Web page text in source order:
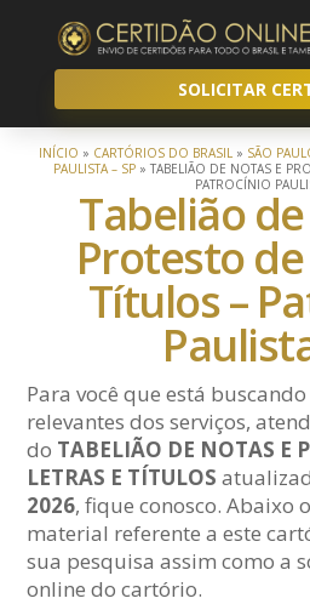
SOLICITAR
INÍCIO » CARTÓRIOS DO BRASIL» SÃO
PAULISTA – SP» TABELIÃO DE NOTAS E
PATROCÍNIO
Tabelião
Protesto
Títulos –
Para você que está
relevantes dos serviços,
do TABELIÃO DE NOTAS E
LETRAS E TÍTULOS
2026, fique conosco. Abaixo
material referente a este
sua pesquisa assim como a
online do cartório.